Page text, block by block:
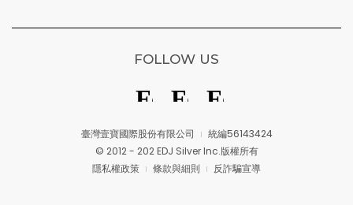
臺灣壹寶國際股份有限公司
統編56143424
© 2012 - 202 EDJ Silver Inc.版權所有
隱私權政策
條款與細則 反詐騙宣導
FOLLOW US